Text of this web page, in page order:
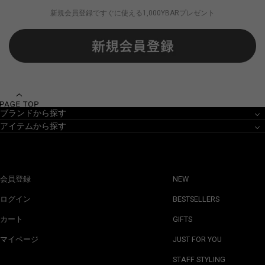
新規会員登録ですぐに使える1,000YBARプレゼント
ブランドから探す
アイテムから探す
会員登録
ログイン
カート
マイページ
NEW
BESTSELLERS
GIFTS
JUST FOR YOU
STAFF STYLING